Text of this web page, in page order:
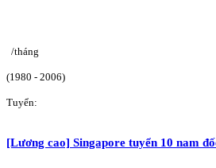
/tháng
(1980 - 2006)
Tuyển:
[Lương cao] Singapore tuyển 10 nam